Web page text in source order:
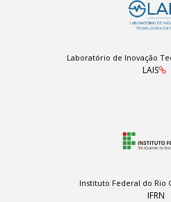
Laboratório de Inovação
LAIS
Instituto Federal do Rio
IFRN